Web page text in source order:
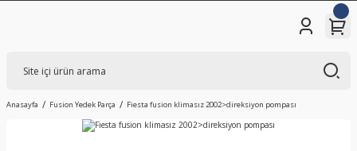
Anasayfa Fusion Yedek Parça Fiesta fusion klimasız 2002>direksiyon pompası